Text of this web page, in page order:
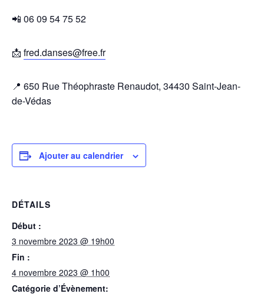
📲 06 09 54 75 52
📩 fred.danses@free.fr
📍 650 Rue Théophraste Renaudot, 34430 Saint-Jean-
de-Védas
Ajouter au calendrier
DÉTAILS
Début :
3 novembre 2023 @ 19h00
Fin :
4 novembre 2023 @ 1h00
Catégorie d’Évènement: